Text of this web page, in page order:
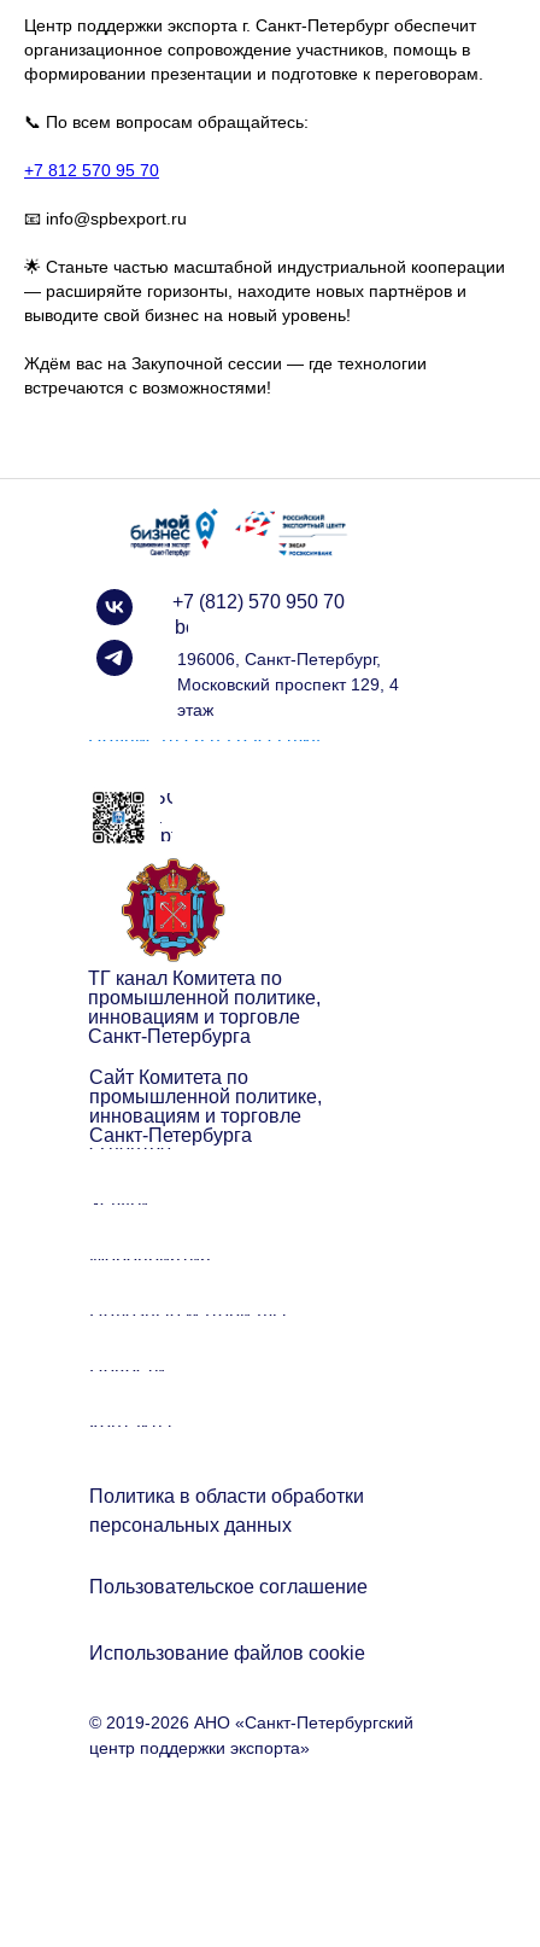
Центр поддержки экспорта г. Санкт-Петербург обеспечит
организационное сопровождение участников, помощь в
формировании презентации и подготовке к переговорам.
📞 По всем вопросам обращайтесь:
+7 812 570 95 70
📧 info@spbexport.ru
🌟 Станьте частью масштабной индустриальной кооперации
— расширяйте горизонты, находите новых партнёров и
выводите свой бизнес на новый уровень!
Ждём вас на Закупочной сессии — где технологии
встречаются с возможностями!
196006, Санкт-Петербург,
Московский проспект 129, 4
этаж
+7 (812) 570 950 70
info@spbexport.ru
О центре
Услуги
Мероприятия
Полезные материалы
Новости
Контакты
Подписаться на рассылку
Пользовательское соглашение
Использование файлов cookie
Политика в области обработки
персональных данных
© 2019-2026 АНО «Санкт-Петербургский
центр поддержки экспорта»
ЧАТ БОТ
клуба
экспортёров
ТГ канал Комитета по
промышленной политике,
инновациям и торговле
Санкт-Петербурга
Сайт Комитета по
промышленной политике,
инновациям и торговле
Санкт-Петербурга